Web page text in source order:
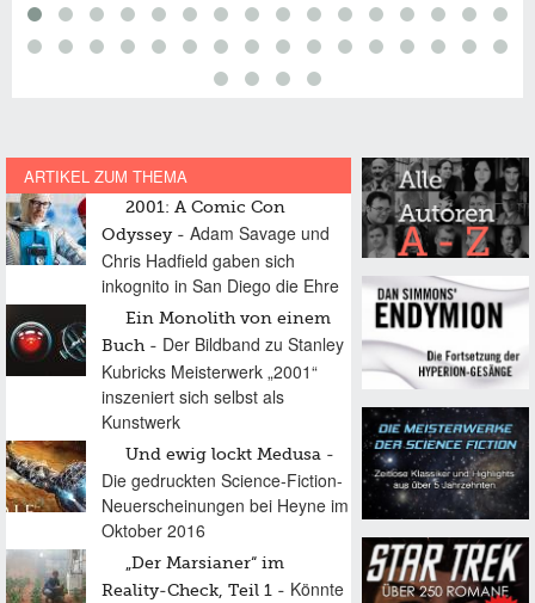
ARTIKEL ZUM THEMA
2001: A Comic Con
Odyssey
Adam Savage und
Chris Hadfield gaben sich
inkognito in San Diego die Ehre
Ein Monolith von einem
Buch
Der Bildband zu Stanley
Kubricks Meisterwerk „2001“
inszeniert sich selbst als
Kunstwerk
Und ewig lockt Medusa
Die gedruckten Science-Fiction-
Neuerscheinungen bei Heyne im
Oktober 2016
„Der Marsianer“ im
Reality-Check, Teil 1
Könnte